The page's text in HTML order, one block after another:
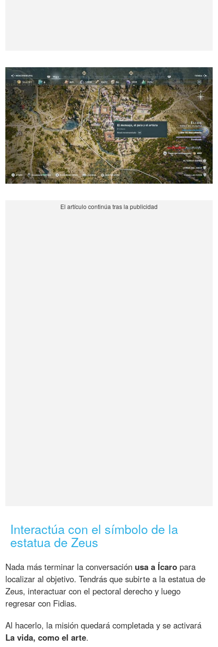
Interactúa con el símbolo de la
estatua de Zeus
Nada más terminar la conversación usa a Ícaro para
localizar al objetivo. Tendrás que subirte a la estatua de
Zeus, interactuar con el pectoral derecho y luego
regresar con Fidias.
Al hacerlo, la misión quedará completada y se activará
La vida, como el arte.